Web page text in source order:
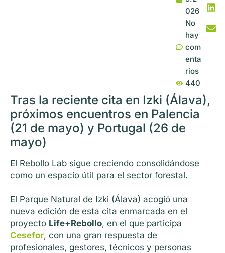
026
No
hay
com
enta
rios
440
Tras la reciente cita en Izki (Álava),
próximos encuentros en Palencia
(21 de mayo) y Portugal (26 de
mayo)
El Rebollo Lab sigue creciendo consolidándose
como un espacio útil para el sector forestal.
El Parque Natural de Izki (Álava) acogió una
nueva edición de esta cita enmarcada en el
proyecto Life+Rebollo, en el que participa
Cesefor, con una gran respuesta de
profesionales, gestores, técnicos y personas